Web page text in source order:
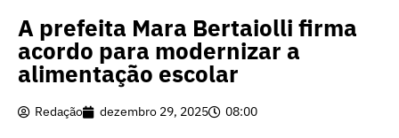
A prefeita Mara Bertaiolli firma
acordo para modernizar a
alimentação escolar
Redação dezembro 29, 2025 08:00